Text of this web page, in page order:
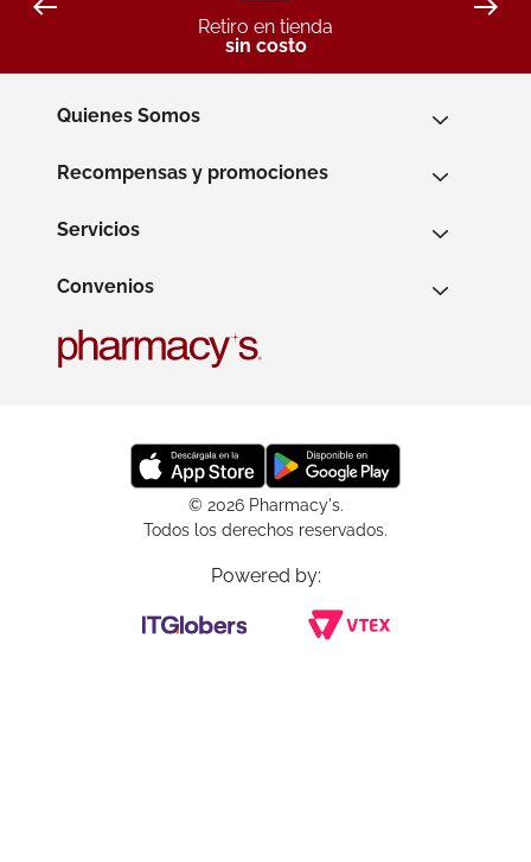
Retiro en tienda
sin costo
Quienes Somos
Recompensas y promociones
Servicios
Convenios
© 2026 Pharmacy's.
Todos los derechos reservados.
Powered by: